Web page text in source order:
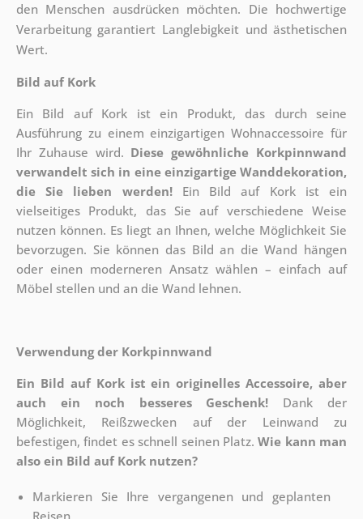
den Menschen ausdrücken möchten. Die hochwertige
Verarbeitung garantiert Langlebigkeit und ästhetischen
Wert.
Bild auf Kork
Ein Bild auf Kork ist ein Produkt, das durch seine
Ausführung zu einem einzigartigen Wohnaccessoire für
Ihr Zuhause wird. Diese gewöhnliche Korkpinnwand
verwandelt sich in eine einzigartige Wanddekoration,
die Sie lieben werden!Ein Bild auf Kork ist ein
vielseitiges Produkt, das Sie auf verschiedene Weise
nutzen können. Es liegt an Ihnen, welche Möglichkeit Sie
bevorzugen. Sie können das Bild an die Wand hängen
oder einen moderneren Ansatz wählen – einfach auf
Möbel stellen und an die Wand lehnen.
Verwendung der Korkpinnwand
Ein Bild auf Kork ist ein originelles Accessoire, aber
auch ein noch besseres Geschenk! Dank der
Möglichkeit, Reißzwecken auf der Leinwand zu
befestigen, findet es schnell seinen Platz.Wie kann man
also ein Bild auf Kork nutzen?
Markieren Sie Ihre vergangenen und geplanten